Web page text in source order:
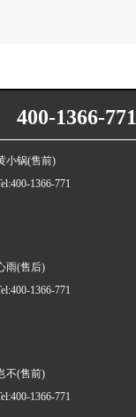
1366-771
小锅(售前)
1366-771
雨(售后)
1366-771
不(售前)
1366-771